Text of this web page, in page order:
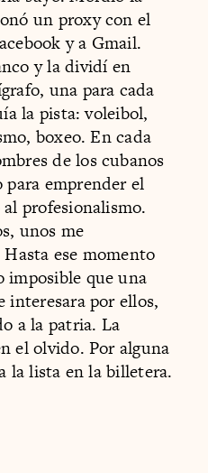
un proxy con el
y a Gmail.
y la dividí en
una para cada
la pista: voleibol,
boxeo. En cada
de los cubanos
para emprender el
profesionalismo.
unos me
ese momento
imposible que una
interesara por ellos,
a la patria. La
el olvido. Por alguna
la lista en la billetera.